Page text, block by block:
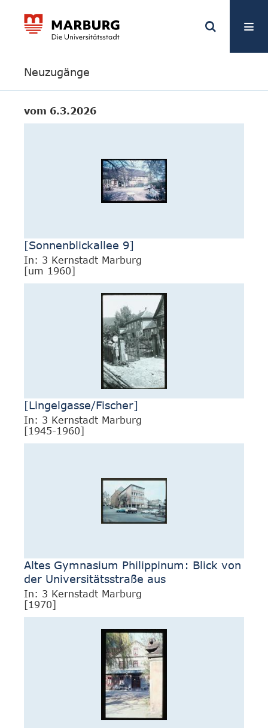
Neuzugänge
vom 6.3.2026
[Sonnenblickallee 9]
In: 3 Kernstadt Marburg
[um 1960]
[Lingelgasse/Fischer]
In: 3 Kernstadt Marburg
[1945-1960]
Altes Gymnasium Philippinum: Blick von
der Universitätsstraße aus
In: 3 Kernstadt Marburg
[1970]